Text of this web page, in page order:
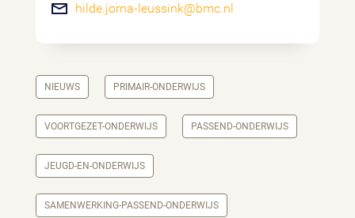
hilde.jorna-leussink@bmc.nl
NIEUWS PRIMAIR-ONDERWIJS
VOORTGEZET-ONDERWIJS PASSEND-ONDERWIJS
JEUGD-EN-ONDERWIJS
SAMENWERKING-PASSEND-ONDERWIJS